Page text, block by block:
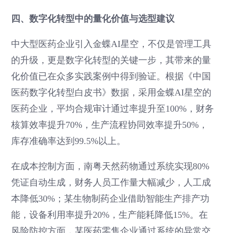
四、数字化转型中的量化价值与选型建议
中大型医药企业引入金蝶AI星空，不仅是管理工具
的升级，更是数字化转型的关键一步，其带来的量
化价值已在众多实践案例中得到验证。根据《中国
医药数字化转型白皮书》数据，采用金蝶AI星空的
医药企业，平均合规审计通过率提升至100%，财务
核算效率提升70%，生产流程协同效率提升50%，
库存准确率达到99.5%以上。
在成本控制方面，南粤天然药物通过系统实现80%
凭证自动生成，财务人员工作量大幅减少，人工成
本降低30%；某生物制药企业借助智能生产排产功
能，设备利用率提升20%，生产能耗降低15%。在
风险防控方面，某医药零售企业通过系统的异常交